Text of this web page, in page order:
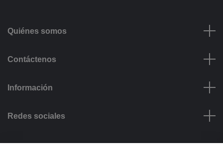
Quiénes somos
Contáctenos
Información
Redes sociales